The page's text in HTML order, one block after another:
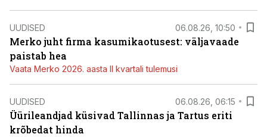
UUDISED 06.08.26, 10:50
Merko juht firma kasumikaotusest: väljavaade
paistab hea
Vaata Merko 2026. aasta II kvartali tulemusi
UUDISED 06.08.26, 06:15
Üürileandjad küsivad Tallinnas ja Tartus eriti
krõbedat hinda